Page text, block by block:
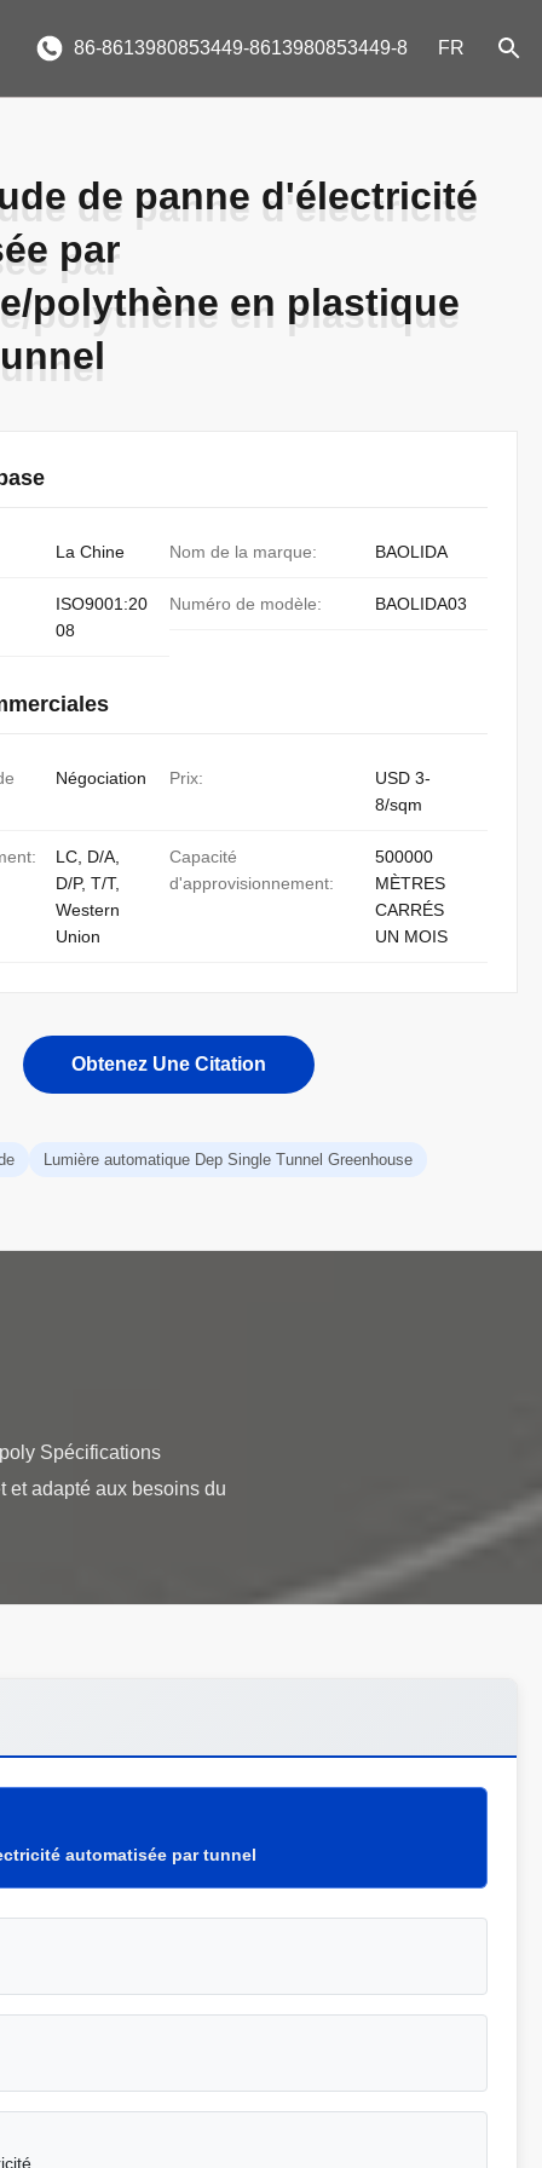
86-8613980853449-8613980853449-8 FR
de panne d'électricité
par
polythène en plastique
de panne d'électricité
par
polythène en plastique
La Chine Nom de la marque: BAOLIDA
ISO9001:20
08
Numéro de modèle: BAOLIDA03
Négociation Prix:
USD 3-
8/sqm
LC, D/A,
D/P, T/T,
Western
Union
Capacité
d'approvisionnement:
500000
MÈTRES
CARRÉS
UN MOIS
Obtenez Une Citation
Lumière automatique Dep Single Tunnel Greenhouse
Spécifications
et adapté aux besoins du
automatisée par tunnel